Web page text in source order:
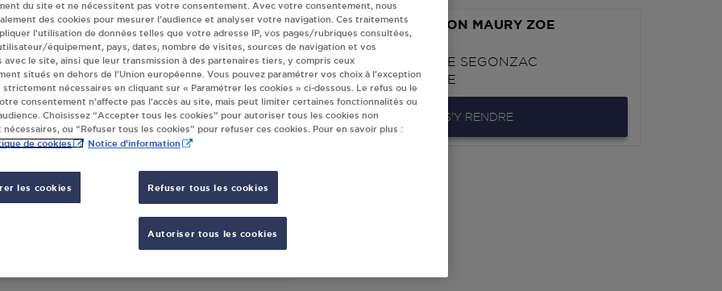
CAMPANELA LABRUGUIERE
DE L 'AEROPORT
LABRUGUIERE
S'Y RENDRE
SOC D'EXPLOITATION MAURY ZOE
LABRUGUIERE
AV. GL DUNOYER DE SEGONZAC
81290LABRUGUIERE
S'Y RENDRE
& FILS (SARL) LABRUGUIERE
GAMBETTA
S'Y RENDRE
du site et ne nécessitent pas votre consentement. Avec votre consentement, nous
des cookies pour mesurer l’audience et analyser votre navigation. Ces traitements
l’utilisation de données telles que votre adresse IP, vos pages/rubriques consultées,
équipement, pays, dates, nombre de visites, sources de navigation et vos
avec le site, ainsi que leur transmission à des partenaires tiers, y compris ceux
situés en dehors de l’Union européenne. Vous pouvez paramétrer vos choix à l’exception
strictement nécessaires en cliquant sur « Paramétrer les cookies » ci-dessous. Le refus ou le
consentement n’affecte pas l’accès au site, mais peut limiter certaines fonctionnalités ou
Choisissez “Accepter tous les cookies” pour autoriser tous les cookies non
ou “Refuser tous les cookies” pour refuser ces cookies. Pour en savoir plus :
de cookies Notice d'information
les cookies Refuser tous les cookies
Autoriser tous les cookies